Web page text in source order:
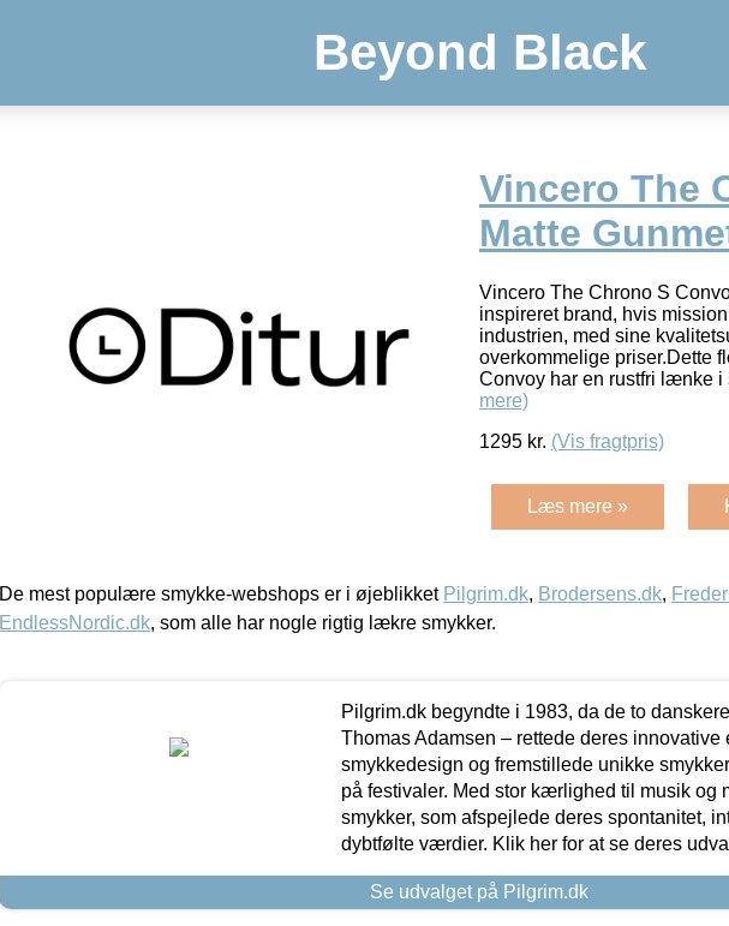
Beyond Black
Vincero The
Matte
Vincero The Chrono S
inspireret brand, hvis
industrien, med sine
overkommelige priser.Dette
Convoy har en rustfri lænke
mere)
1295 kr. (Vis fragtpris)
Læs mere »
De mest populære smykke-webshops er i øjeblikket Pilgrim.dk, Brodersens.dk,
EndlessNordic.dk, som alle har nogle rigtig lækre smykker.
Pilgrim.dk begyndte i 1983, da de to
Thomas Adamsen – rettede deres innovative
smykkedesign og fremstillede unikke
på festivaler. Med stor kærlighed til musik og
smykker, som afspejlede deres spontanitet,
dybtfølte værdier. Klik her for at se deres
Se udvalget på Pilgrim.dk